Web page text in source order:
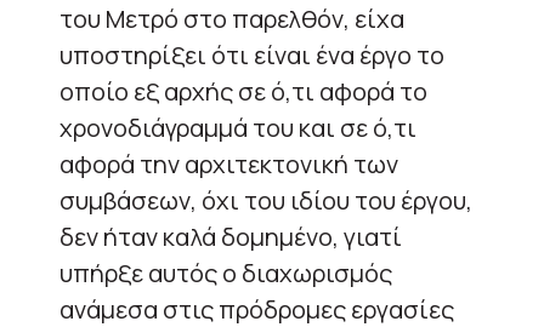
του Μετρό στο παρελθόν, είχα
υποστηρίξει ότι είναι ένα έργο το
οποίο εξ αρχής σε ό,τι αφορά το
χρονοδιάγραμμά του και σε ό,τι
αφορά την αρχιτεκτονική των
συμβάσεων, όχι του ιδίου του έργου,
δεν ήταν καλά δομημένο, γιατί
υπήρξε αυτός ο διαχωρισμός
ανάμεσα στις πρόδρομες εργασίες